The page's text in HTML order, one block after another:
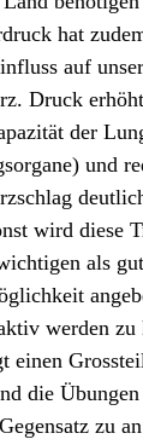
hat
auf
Druck
der
und
wird diese
als
werden zu
einen
die
zu